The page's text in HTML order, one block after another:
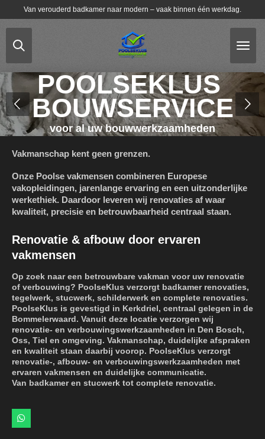
de
Van verouderd badkamer naar modern – vaak binnen één werkdag.
POOLSEKLUS
BOUWSERVICE
voor al uw bouwwerkzaamheden
Vakmanschap kent geen grenzen.
Onze Poolse vakmensen combineren Europese
vakopleidingen, jarenlange ervaring en een uitzonderlijke
werkethiek. Daardoor leveren wij renovaties af waar
kwaliteit, precisie en betrouwbaarheid centraal staan.
Renovatie & afbouw door ervaren
vakmensen
Op zoek naar een betrouwbare vakman voor uw renovatie
of verbouwing? PoolseKlus verzorgt badkamer renovaties,
tegelwerk, stucwerk, schilderwerk en complete renovaties.
PoolseKlus is gevestigd in Kerkdriel, centraal gelegen in de
Bommelerwaard. Vanuit deze locatie verzorgen wij
renovatie- en verbouwingswerkzaamheden in Den Bosch,
Oss, Tiel en omgeving. Vakmanschap, duidelijke afspraken
en kwaliteit staan daarbij voorop. PoolseKlus verzorgt
renovatie-, afbouw- en verbouwingswerkzaamheden met
ervaren vakmensen en duidelijke communicatie.
Van badkamer en stucwerk tot complete renovatie.
W
h